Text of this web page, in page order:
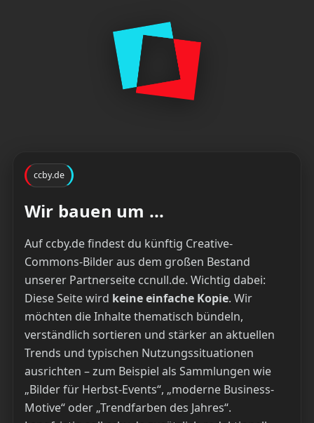
ccby.de
Wir bauen um ...
Auf ccby.de findest du künftig Creative-
Commons-Bilder aus dem großen Bestand
unserer Partnerseite ccnull.de. Wichtig dabei:
Diese Seite wird keine einfache Kopie. Wir
möchten die Inhalte thematisch bündeln,
verständlich sortieren und stärker an aktuellen
Trends und typischen Nutzungssituationen
ausrichten – zum Beispiel als Sammlungen wie
„Bilder für Herbst-Events“, „moderne Business-
Motive“ oder „Trendfarben des Jahres“.